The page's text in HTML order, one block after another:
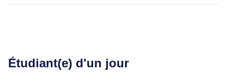
Étudiant(e) d'un jour